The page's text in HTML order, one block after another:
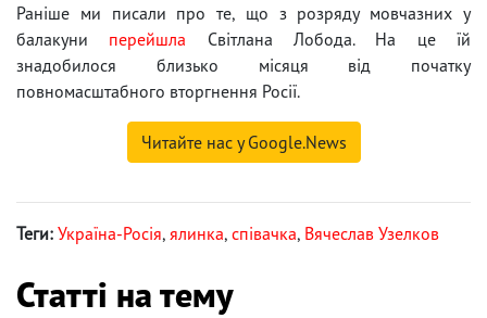
Раніше ми писали про те, що з розряду мовчазних у
балакуни перейшла Світлана Лобода. На це їй
знадобилося близько місяця від початку
повномасштабного вторгнення Росії.
Читайте нас у Google.News
Теги: Україна-Росія, ялинка, співачка, Вячеслав Узелков
Статті на тему